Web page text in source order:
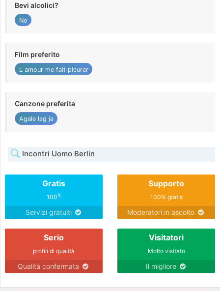
Bevi alcolici?
No
Film preferito
L amour me fait pleurer
Canzone preferita
Agale lag ja
Incontri Uomo Berlin
Gratis
100%
Servizi gratuiti
Supporto
100% gratis
Moderatori in ascolto
Serio
profili di qualità
Qualità confermata
Visitatori
Molto visitato
Il migliore